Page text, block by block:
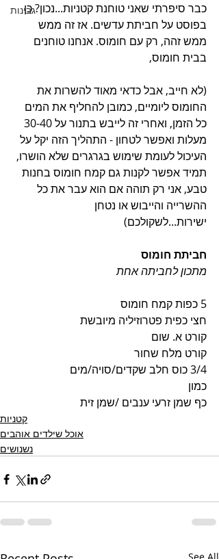
גבינות
כבר סיפרתי שאני טוחנת קטניות...נכון? כן
בפוסט על חביתת עדשים. אז זה ממש
ממש זהה, רק עם חומוס. אנחנו טוחנים
בבית חומוס,
(לא חייב, אבל כדאי מאוד להשרות את
החומוס ליומיים, כמובן להחליף את המים
מעלות ואפשר לטחון - התהליך הזה יקל על
העיכול לעומת שימוש בגרגרים שלא הושרו,
תמיד אפשר לקנות גם קמח חומוס בחנות
טבע, אני רק תוהה אם הוא עבר את כל
ההשרייה והייבוש או נטחן
ישירות...לשקולכם)
חביתת חומוס
מתכון לחביתה אחת
5 כפות קמח חומוס
חצי כפית פטרוזיליה מיובשת
קורט א. שום
קורט מלח שחור
3/4 כוס חלב שקדים/סויה/מים
כמון
כף שמן זרעי ענבים /שמן זית
קטניות
אוכל שילדים אוהבים
נשנושים